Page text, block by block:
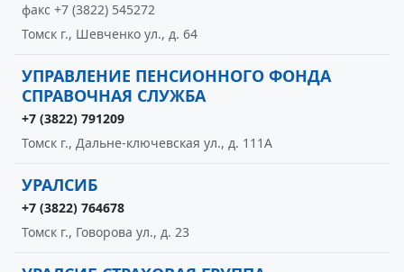
факс +7 (3822) 545272
Томск г., Шевченко ул., д. 64
УПРАВЛЕНИЕ ПЕНСИОННОГО ФОНДА
СПРАВОЧНАЯ СЛУЖБА
+7 (3822) 791209
Томск г., Дальне-ключевская ул., д. 111А
УРАЛСИБ
+7 (3822) 764678
Томск г., Говорова ул., д. 23